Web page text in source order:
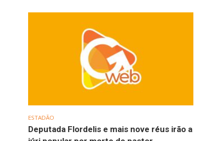
ESTADÃO
Deputada Flordelis e mais nove réus irão a